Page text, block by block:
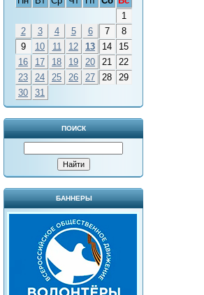
1
2
3 4 5 6 7
8
9
10 11 12 13 14
15
16
17 18 19 20 21
22
23
24 25 26 27 28
29
30
31
ПОИСК
БАННЕРЫ